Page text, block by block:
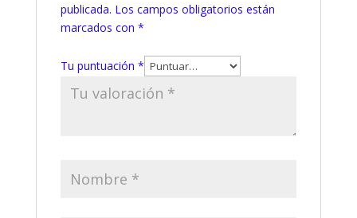
publicada. Los campos obligatorios están
marcados con *
Tu puntuación *